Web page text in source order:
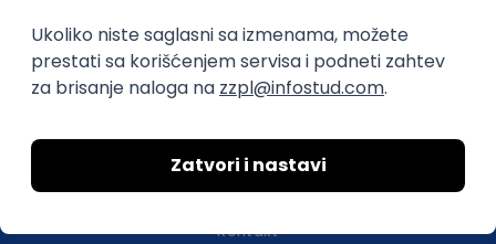
O nama
Uslovi korišćenja
Politika privatnosti
Uklonjeni profili poslodavaca
Kontakt